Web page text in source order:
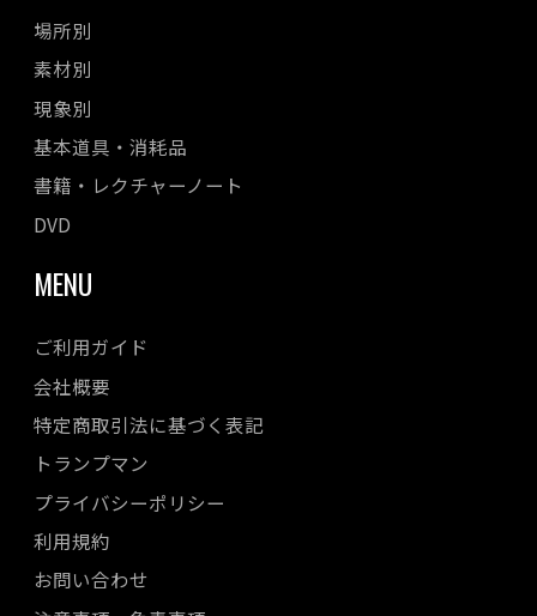
場所別
素材別
現象別
基本道具・消耗品
書籍・レクチャーノート
DVD
MENU
ご利用ガイド
会社概要
特定商取引法に基づく表記
トランプマン
プライバシーポリシー
利用規約
お問い合わせ